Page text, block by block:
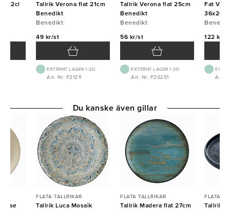
22cl
Tallrik Verona flat 21cm
Benedikt
Benedikt
49 kr/st
EXTERNT LAGER 1-2D
Art. Nr: P21211
Tallrik Verona flat 25cm
Benedikt
Benedikt
56 kr/st
EXTERNT LAGER 1-2D
Art. Nr: P20251
Fat
122 kr/st
Art.
FLATA TALLRIKAR
Tallrik Luca Mosaik
FLATA TALLRIKAR
Tallrik Madera flat 27cm
FLATA
Tallrik
Du kanske även gillar